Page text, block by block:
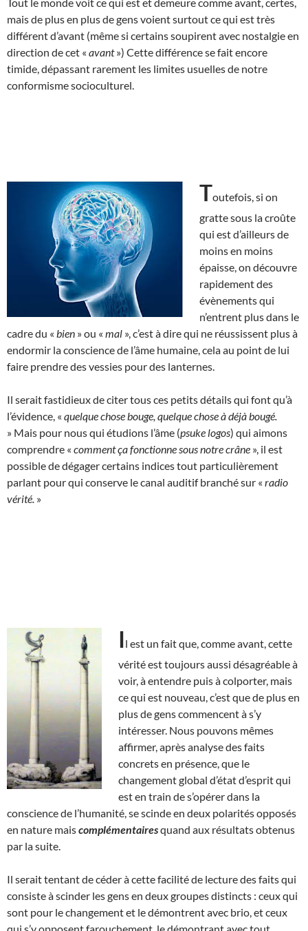
mais de plus en plus de gens voient surtout ce qui est très
différent d’avant (même si certains soupirent avec nostalgie en
direction de cet « avant») Cette différence se fait encore
timide, dépassant rarement les limites usuelles de notre
conformisme socioculturel.
Toutefois, si on
gratte sous la croûte
qui est d’ailleurs de
moins en moins
épaisse, on découvre
rapidement des
évènements qui
n’entrent plus dans le
cadre du « bien » ou « mal », c’est à dire qui ne réussissent plus à
endormir la conscience de l’âme humaine, cela au point de lui
faire prendre des vessies pour des lanternes.
Il serait fastidieux de citer tous ces petits détails qui font qu’à
l’évidence, « quelque chose bouge, quelque chose à déjà bougé.
» Mais pour nous qui étudions l’âme (psuke logos) qui aimons
comprendre « comment ça fonctionne sous notre crâne », il est
possible de dégager certains indices tout particulièrement
parlant pour qui conserve le canal auditif branché sur « radio
vérité. »
Il est un fait que, comme avant, cette
vérité est toujours aussi désagréable à
voir, à entendre puis à colporter, mais
ce qui est nouveau, c’est que de plus en
plus de gens commencent à s’y
intéresser. Nous pouvons mêmes
affirmer, après analyse des faits
concrets en présence, que le
changement global d’état d’esprit qui
est en train de s’opérer dans la
conscience de l’humanité, se scinde en deux polarités opposés
en nature maiscomplémentairesquand aux résultats obtenus
par la suite.
Il serait tentant de céder à cette facilité de lecture des faits qui
consiste à scinder les gens en deux groupes distincts : ceux qui
sont pour le changement et le démontrent avec brio, et ceux
qui s’y opposent farouchement, le démontrant avec tout